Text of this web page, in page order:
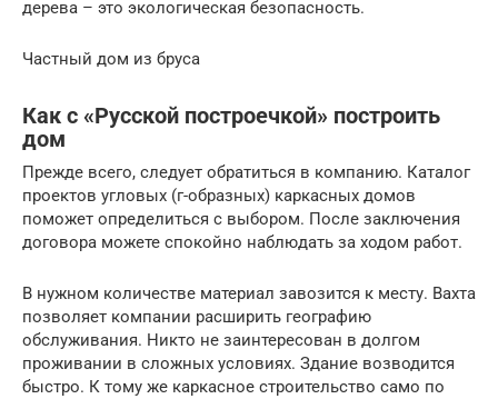
дерева – это экологическая безопасность.
Частный дом из бруса
Как с «Русской построечкой» построить
дом
Прежде всего, следует обратиться в компанию. Каталог
проектов угловых (г-образных) каркасных домов
поможет определиться с выбором. После заключения
договора можете спокойно наблюдать за ходом работ.
В нужном количестве материал завозится к месту. Вахта
позволяет компании расширить географию
обслуживания. Никто не заинтересован в долгом
проживании в сложных условиях. Здание возводится
быстро. К тому же каркасное строительство само по